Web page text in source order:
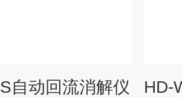
自动回流消解仪